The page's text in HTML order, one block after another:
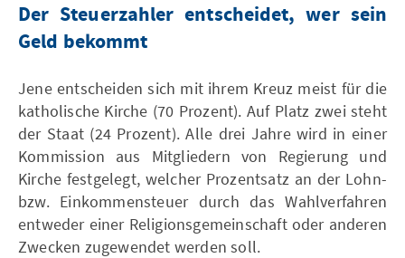
Der Steuerzahler entscheidet, wer sein
Geld bekommt
Jene entscheiden sich mit ihrem Kreuz meist für die
katholische Kirche (70 Prozent). Auf Platz zwei steht
der Staat (24 Prozent). Alle drei Jahre wird in einer
Kommission aus Mitgliedern von Regierung und
Kirche festgelegt, welcher Prozentsatz an der Lohn-
bzw. Einkommensteuer durch das Wahlverfahren
entweder einer Religionsgemeinschaft oder anderen
Zwecken zugewendet werden soll.